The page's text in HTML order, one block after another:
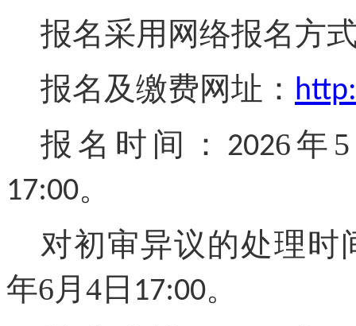
报名采用网络报名方
报名及缴费网址 ： http:
报名时间： 2026年 5
17:00。
对初审异议的处理时
年6月 4 日 17:00。